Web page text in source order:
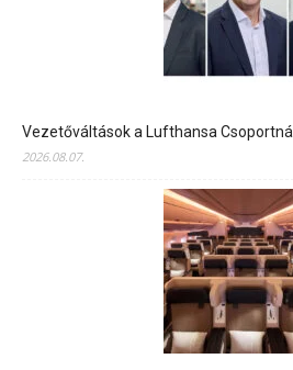
Vezetőváltások a Lufthansa Csoportnál
2026.08.07.